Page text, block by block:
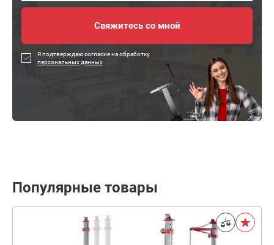
Я подтверждаю согласие на обработку
персональных данных
Популярные товары